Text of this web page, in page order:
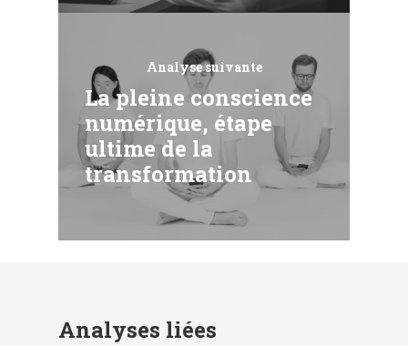
Analyse suivante
La pleine conscience
numérique, étape
ultime de la
transformation
Analyses liées